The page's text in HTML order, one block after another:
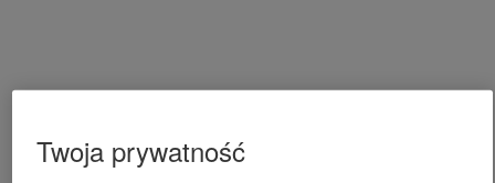
Twoja prywatność